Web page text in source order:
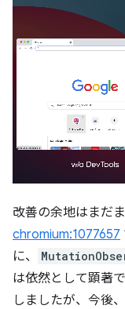
改善の余地はまだ
chromium:1077657
に、
は依然として顕著
しましたが、今後